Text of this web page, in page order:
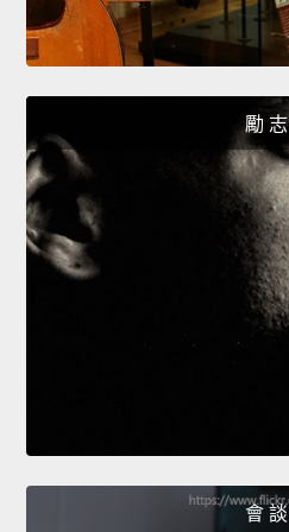
勵 志
會 談